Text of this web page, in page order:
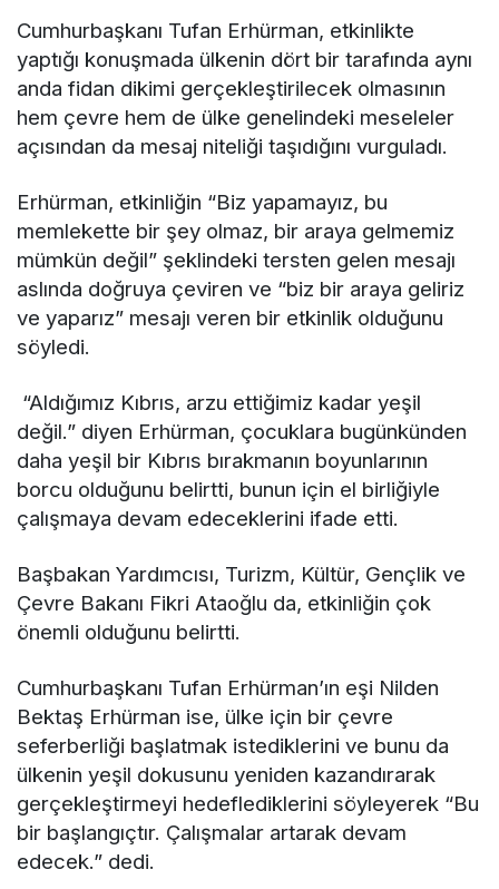
Cumhurbaşkanı Tufan Erhürman, etkinlikte
yaptığı konuşmada ülkenin dört bir tarafında aynı
anda fidan dikimi gerçekleştirilecek olmasının
hem çevre hem de ülke genelindeki meseleler
açısından da mesaj niteliği taşıdığını vurguladı.
Erhürman, etkinliğin “Biz yapamayız, bu
memlekette bir şey olmaz, bir araya gelmemiz
mümkün değil” şeklindeki tersten gelen mesajı
aslında doğruya çeviren ve “biz bir araya geliriz
ve yaparız” mesajı veren bir etkinlik olduğunu
söyledi.
“Aldığımız Kıbrıs, arzu ettiğimiz kadar yeşil
değil.” diyen Erhürman, çocuklara bugünkünden
daha yeşil bir Kıbrıs bırakmanın boyunlarının
borcu olduğunu belirtti, bunun için el birliğiyle
çalışmaya devam edeceklerini ifade etti.
Başbakan Yardımcısı, Turizm, Kültür, Gençlik ve
Çevre Bakanı Fikri Ataoğlu da, etkinliğin çok
önemli olduğunu belirtti.
Cumhurbaşkanı Tufan Erhürman’ın eşi Nilden
Bektaş Erhürman ise, ülke için bir çevre
seferberliği başlatmak istediklerini ve bunu da
ülkenin yeşil dokusunu yeniden kazandırarak
gerçekleştirmeyi hedeflediklerini söyleyerek “Bu
bir başlangıçtır. Çalışmalar artarak devam
edecek.” dedi.